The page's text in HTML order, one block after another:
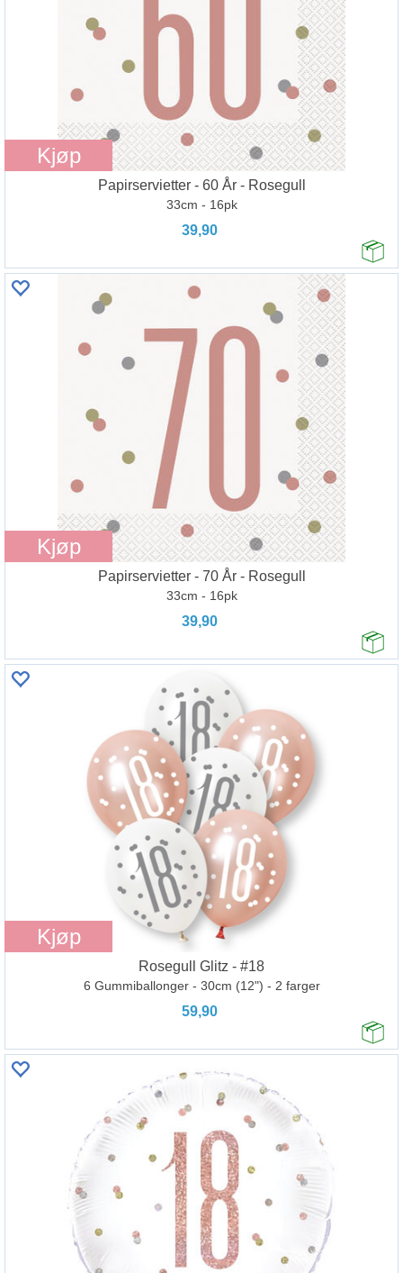
Kjøp
Papirservietter - 60 År - Rosegull
33cm - 16pk
39,90
Kjøp
Papirservietter - 70 År - Rosegull
33cm - 16pk
39,90
Kjøp
Rosegull Glitz - #18
6 Gummiballonger - 30cm (12") - 2 farger
59,90